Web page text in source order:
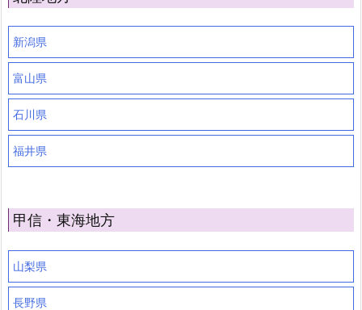
新潟県
富山県
石川県
福井県
甲信・東海地方
山梨県
長野県